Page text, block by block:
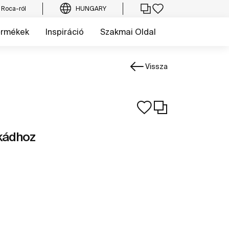
Roca-ról HUNGARY
Inspiráció Szakmai Oldal
Vissza